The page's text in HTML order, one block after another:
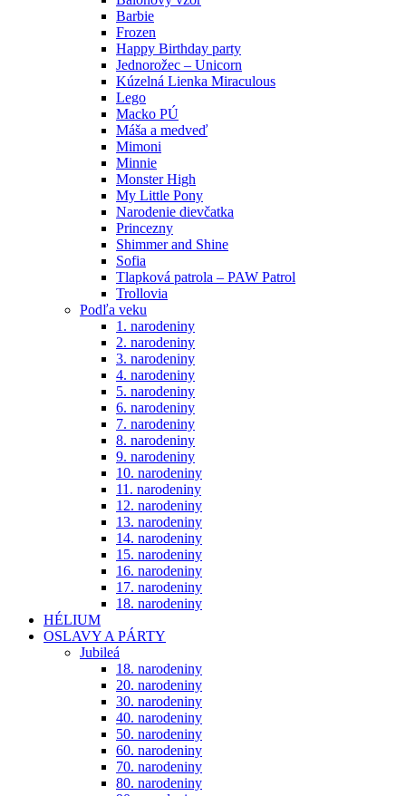
Barbie
Frozen
Happy Birthday party
Jednorožec – Unicorn
Kúzelná Lienka Miraculous
Lego
Macko PÚ
Máša a medveď
Mimoni
Minnie
Monster High
My Little Pony
Narodenie dievčatka
Princezny
Shimmer and Shine
Sofia
Tlapková patrola – PAW Patrol
Trollovia
Podľa veku
1. narodeniny
2. narodeniny
3. narodeniny
4. narodeniny
5. narodeniny
6. narodeniny
7. narodeniny
8. narodeniny
9. narodeniny
10. narodeniny
11. narodeniny
12. narodeniny
13. narodeniny
14. narodeniny
15. narodeniny
16. narodeniny
17. narodeniny
18. narodeniny
HÉLIUM
OSLAVY A PÁRTY
Jubileá
18. narodeniny
20. narodeniny
30. narodeniny
40. narodeniny
50. narodeniny
60. narodeniny
70. narodeniny
80. narodeniny